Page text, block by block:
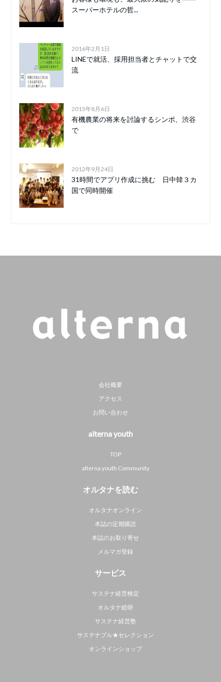
スーパーホテルの哲...
2016年2月1日
LINEで就活、採用担当者とチャットで交
流
2015年8月6日
有機農業の将来を討論するシンポ、渋谷
で
2012年9月24日
31時間でアプリ作成に挑む 日中韓３カ
国で同時開催
会社概要
アクセス
お問い合わせ
alterna youth
TOP
alterna youth Community
オルタナを読む
オルタナオンライン
本誌の定期購読
本誌のお取り寄せ
メルマガ登録
サービス
サステナ経営検定
オルタナ総研
サステナ経営塾
サステナブル★セレクション
オンラインショップ